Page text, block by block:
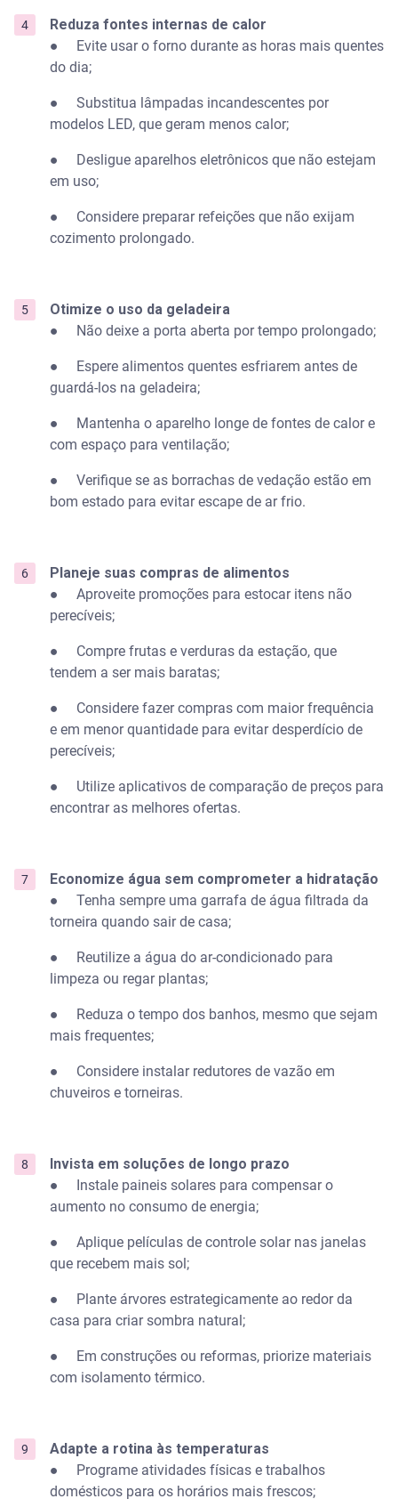
Reduza fontes internas de calor
● Evite usar o forno durante as horas mais quentes
do dia;
● Substitua lâmpadas incandescentes por
modelos LED, que geram menos calor;
● Desligue aparelhos eletrônicos que não estejam
em uso;
● Considere preparar refeições que não exijam
cozimento prolongado.
Otimize o uso da geladeira
● Não deixe a porta aberta por tempo prolongado;
● Espere alimentos quentes esfriarem antes de
guardá-los na geladeira;
● Mantenha o aparelho longe de fontes de calor e
com espaço para ventilação;
● Verifique se as borrachas de vedação estão em
bom estado para evitar escape de ar frio.
Planeje suas compras de alimentos
● Aproveite promoções para estocar itens não
perecíveis;
● Compre frutas e verduras da estação, que
tendem a ser mais baratas;
● Considere fazer compras com maior frequência
e em menor quantidade para evitar desperdício de
perecíveis;
● Utilize aplicativos de comparação de preços para
encontrar as melhores ofertas.
Economize água sem comprometer a hidratação
● Tenha sempre uma garrafa de água filtrada da
torneira quando sair de casa;
● Reutilize a água do ar-condicionado para
limpeza ou regar plantas;
● Reduza o tempo dos banhos, mesmo que sejam
mais frequentes;
● Considere instalar redutores de vazão em
chuveiros e torneiras.
Invista em soluções de longo prazo
● Instale paineis solares para compensar o
aumento no consumo de energia;
● Aplique películas de controle solar nas janelas
que recebem mais sol;
● Plante árvores estrategicamente ao redor da
casa para criar sombra natural;
● Em construções ou reformas, priorize materiais
com isolamento térmico.
Adapte a rotina às temperaturas
● Programe atividades físicas e trabalhos
domésticos para os horários mais frescos;